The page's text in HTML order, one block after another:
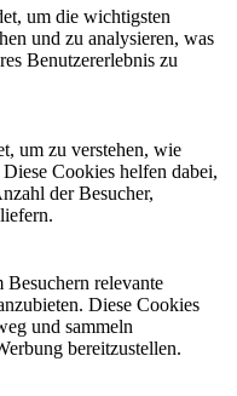
um die wichtigsten
und zu analysieren, was
Benutzererlebnis zu
um zu verstehen, wie
Cookies helfen dabei,
der Besucher,
relevante
Diese Cookies
und sammeln
bereitzustellen.